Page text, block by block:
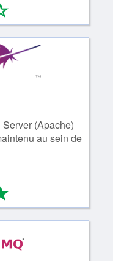
*
0/4
(Apache)
au sein de
*
4/4